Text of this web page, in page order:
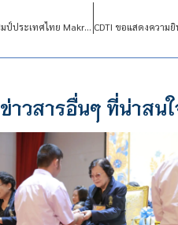
ขอแสดงความยินดีนักศึกษา CDTI คว้ารางวัลการแข่งขันการปรุงอาหารชิงแชมป์ประเทศไทย Makro HoReCa Regional Roadshow 2024
ข่าวสารอื่นๆ ที่น่าสน